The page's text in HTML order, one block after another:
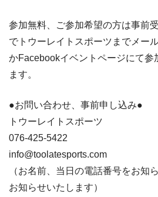
参加無料、ご参加希望の方は事前
でトウーレイトスポーツまでメー
かFacebookイベントページにて参
ます。
●お問い合わせ、事前申し込み●
トウーレイトスポーツ
076-425-5422
info@toolatesports.com
（お名前、当日の電話番号をお知
お知らせいたします）